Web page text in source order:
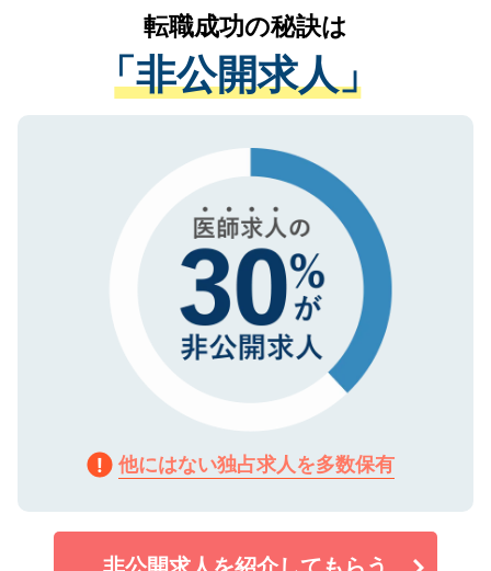
は、個人情報の取り扱いについての厳密な
管理基準を満たした事業者のみに付与され
る、プライバシーマークを取得済みです。
で、機密保持に関してもご安心ください。
かがいして、現在の医療機関の状況や紹介
経験をまじえながら、適切なアドバイスを
させていただきます。すぐにご転職をされ
ない方には、長期的なサポートが可能です
ので、まずはご登録ください。
転職成功の秘訣は
「非公開求人」
他にはない独占求人を多数保有